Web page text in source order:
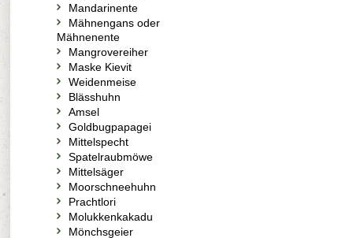
Mandarinente
Mähnengans oder
Mähnenente
Mangrovereiher
Maske Kievit
Weidenmeise
Blässhuhn
Amsel
Goldbugpapagei
Mittelspecht
Spatelraubmöwe
Mittelsäger
Moorschneehuhn
Prachtlori
Molukkenkakadu
Mönchsgeier